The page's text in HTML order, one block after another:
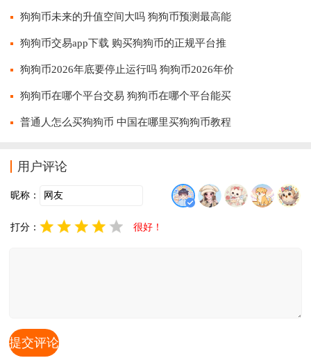
狗狗币未来的升值空间大吗 狗狗币预测最高能
狗狗币交易app下载 购买狗狗币的正规平台推
狗狗币2026年底要停止运行吗 狗狗币2026年价
狗狗币在哪个平台交易 狗狗币在哪个平台能买
普通人怎么买狗狗币 中国在哪里买狗狗币教程
用户评论
昵称：
打分： 很好！